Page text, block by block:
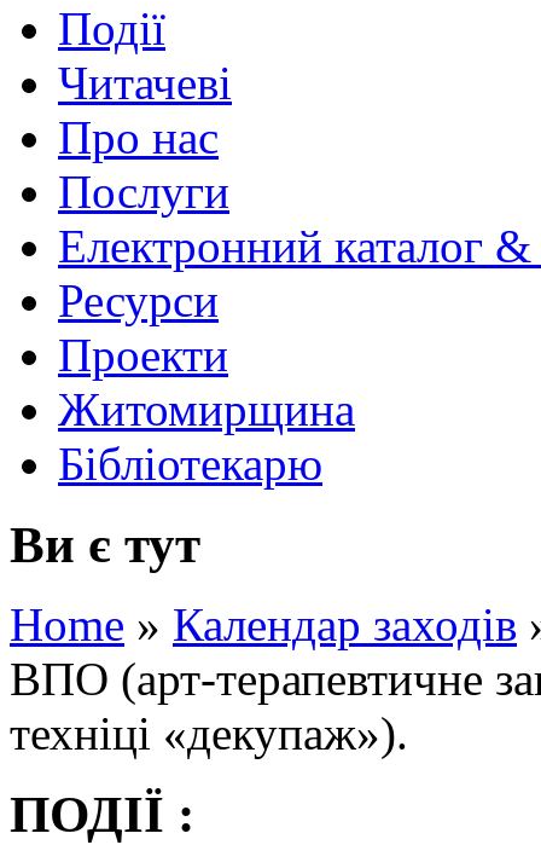
Події
Читачеві
Про нас
Послуги
Електронний каталог
Ресурси
Проекти
Житомирщина
Бібліотекарю
Ви є тут
Home » Календар заходів
ВПО (арт-терапевтичне
техніці «декупаж»).
ПОДІЇ :